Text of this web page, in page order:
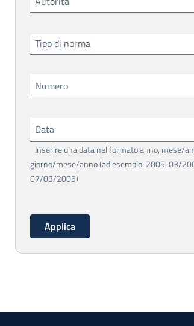
Tipo di norma
Numero
Data
Inserire una data nel formato anno, mese/
giorno/mese/anno (ad esempio: 2005, 03/
07/03/2005)